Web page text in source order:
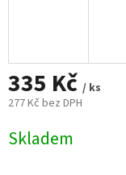
335 Kč / ks
277 Kč bez DPH
cena:
Skladem